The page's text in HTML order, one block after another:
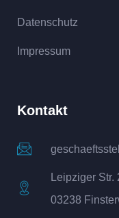
Datenschutz
Impressum
Kontakt
Leipziger Str.
03238